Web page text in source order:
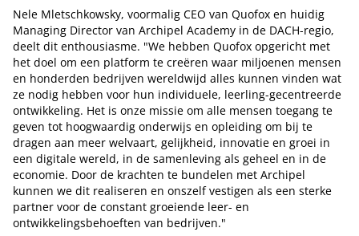
Nele Mletschkowsky, voormalig CEO van Quofox en huidig
Managing Director van Archipel Academy in de DACH-regio,
deelt dit enthousiasme. "We hebben Quofox opgericht met
het doel om een platform te creëren waar miljoenen mensen
en honderden bedrijven wereldwijd alles kunnen vinden wat
ze nodig hebben voor hun individuele, leerling-gecentreerde
ontwikkeling. Het is onze missie om alle mensen toegang te
geven tot hoogwaardig onderwijs en opleiding om bij te
dragen aan meer welvaart, gelijkheid, innovatie en groei in
een digitale wereld, in de samenleving als geheel en in de
economie. Door de krachten te bundelen met Archipel
kunnen we dit realiseren en onszelf vestigen als een sterke
partner voor de constant groeiende leer- en
ontwikkelingsbehoeften van bedrijven."